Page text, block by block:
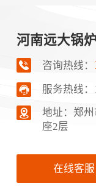
河南远大锅
咨询热线：
服务热线：
地址：郑‮市州‬航‬海东路1210号‮太亚‬时代广场A
座2层
在线客服